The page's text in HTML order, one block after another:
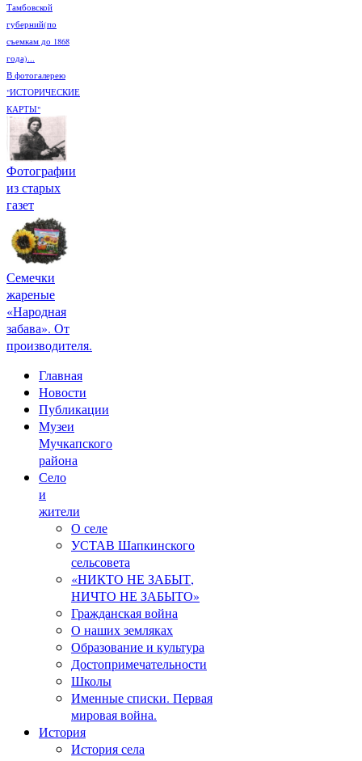
Тамбовской
губерний(по
съемкам до 1868
года)...
В фотогалерею
"ИСТОРИЧЕСКИЕ
КАРТЫ"
Фотографии
из старых
газет
Семечки
жареные
«Народная
забава». От
производителя.
Главная
Новости
Публикации
Музеи
Мучкапского
района
Село
и
жители
О селе
УСТАВ Шапкинского
сельсовета
«НИКТО НЕ ЗАБЫТ,
НИЧТО НЕ ЗАБЫТО»
Гражданская война
О наших земляках
Образование и культура
Достопримечательности
Школы
Именные списки. Первая
мировая война.
История
История села